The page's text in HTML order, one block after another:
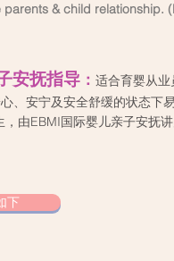
& child
安抚指导 ： 适合育婴从
、安宁及安全舒缓的状态
由EBMI国际婴儿亲子安抚
下